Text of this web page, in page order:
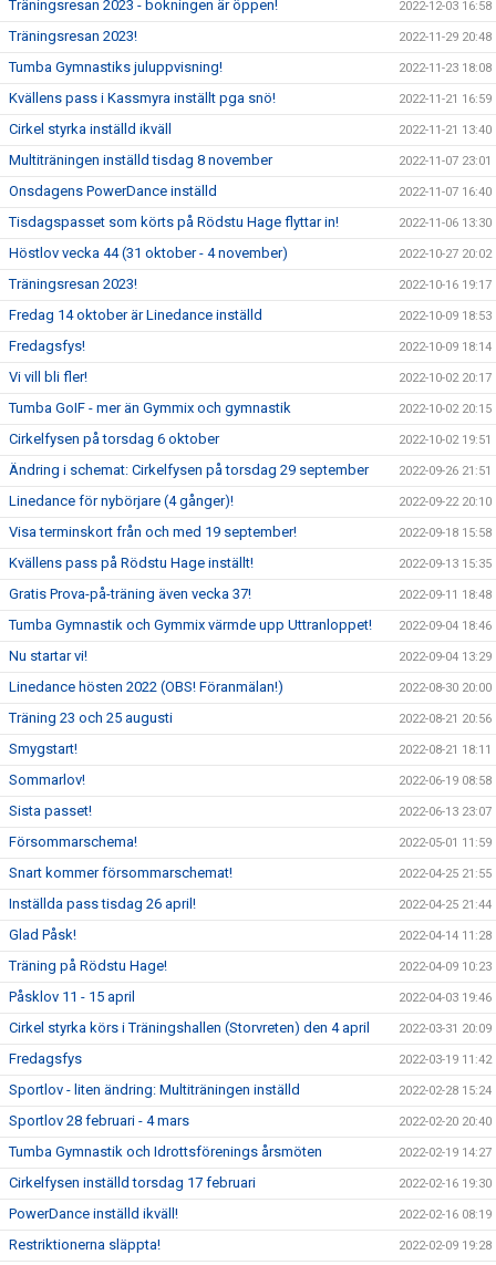
Träningsresan 2023 - bokningen är öppen! 2022-12-03 16:58
Träningsresan 2023! 2022-11-29 20:48
Tumba Gymnastiks juluppvisning! 2022-11-23 18:08
Kvällens pass i Kassmyra inställt pga snö! 2022-11-21 16:59
Cirkel styrka inställd ikväll 2022-11-21 13:40
Multiträningen inställd tisdag 8 november 2022-11-07 23:01
Onsdagens PowerDance inställd 2022-11-07 16:40
Tisdagspasset som körts på Rödstu Hage flyttar in! 2022-11-06 13:30
Höstlov vecka 44 (31 oktober - 4 november) 2022-10-27 20:02
Träningsresan 2023! 2022-10-16 19:17
Fredag 14 oktober är Linedance inställd 2022-10-09 18:53
Fredagsfys! 2022-10-09 18:14
Vi vill bli fler! 2022-10-02 20:17
Tumba GoIF - mer än Gymmix och gymnastik 2022-10-02 20:15
Cirkelfysen på torsdag 6 oktober 2022-10-02 19:51
Ändring i schemat: Cirkelfysen på torsdag 29 september 2022-09-26 21:51
Linedance för nybörjare (4 gånger)! 2022-09-22 20:10
Visa terminskort från och med 19 september! 2022-09-18 15:58
Kvällens pass på Rödstu Hage inställt! 2022-09-13 15:35
Gratis Prova-på-träning även vecka 37! 2022-09-11 18:48
Tumba Gymnastik och Gymmix värmde upp Uttranloppet! 2022-09-04 18:46
Nu startar vi! 2022-09-04 13:29
Linedance hösten 2022 (OBS! Föranmälan!) 2022-08-30 20:00
Träning 23 och 25 augusti 2022-08-21 20:56
Smygstart! 2022-08-21 18:11
Sommarlov! 2022-06-19 08:58
Sista passet! 2022-06-13 23:07
Försommarschema! 2022-05-01 11:59
Snart kommer försommarschemat! 2022-04-25 21:55
Inställda pass tisdag 26 april! 2022-04-25 21:44
Glad Påsk! 2022-04-14 11:28
Träning på Rödstu Hage! 2022-04-09 10:23
Påsklov 11 - 15 april 2022-04-03 19:46
Cirkel styrka körs i Träningshallen (Storvreten) den 4 april 2022-03-31 20:09
Fredagsfys 2022-03-19 11:42
Sportlov - liten ändring: Multiträningen inställd 2022-02-28 15:24
Sportlov 28 februari - 4 mars 2022-02-20 20:40
Tumba Gymnastik och Idrottsförenings årsmöten 2022-02-19 14:27
Cirkelfysen inställd torsdag 17 februari 2022-02-16 19:30
PowerDance inställd ikväll! 2022-02-16 08:19
Restriktionerna släppta! 2022-02-09 19:28